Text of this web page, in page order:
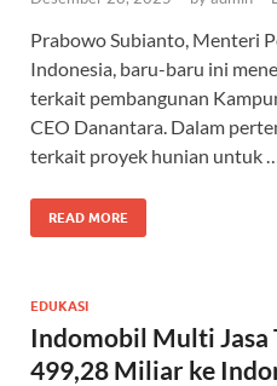
Prabowo Subianto, Menteri
Indonesia, baru-baru ini
terkait pembangunan
CEO Danantara. Dalam
terkait proyek hunian untuk …
READ MORE
EDUKASI
Indomobil Multi Jasa
499,28 Miliar ke